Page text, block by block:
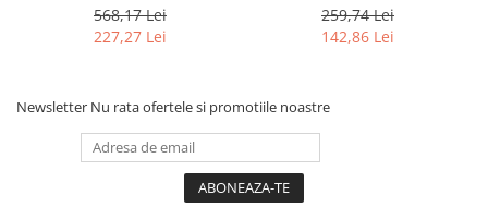
568,17 Lei
227,27 Lei
259,74 Lei
142,86 Lei
Newsletter Nu rata ofertele si promotiile noastre